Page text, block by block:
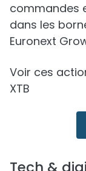
commandes
dans les
Euronext
Voir ces
XTB